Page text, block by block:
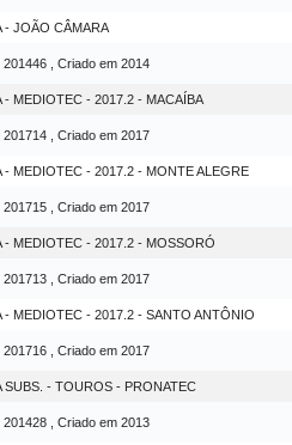
- JOÃO CÂMARA
, Criado em 2014
MEDIOTEC - 2017.2 - MACAÍBA
, Criado em 2017
MEDIOTEC - 2017.2 - MONTE ALEGRE
, Criado em 2017
MEDIOTEC - 2017.2 - MOSSORÓ
, Criado em 2017
MEDIOTEC - 2017.2 - SANTO ANTÔNIO
, Criado em 2017
- TOUROS - PRONATEC
, Criado em 2013